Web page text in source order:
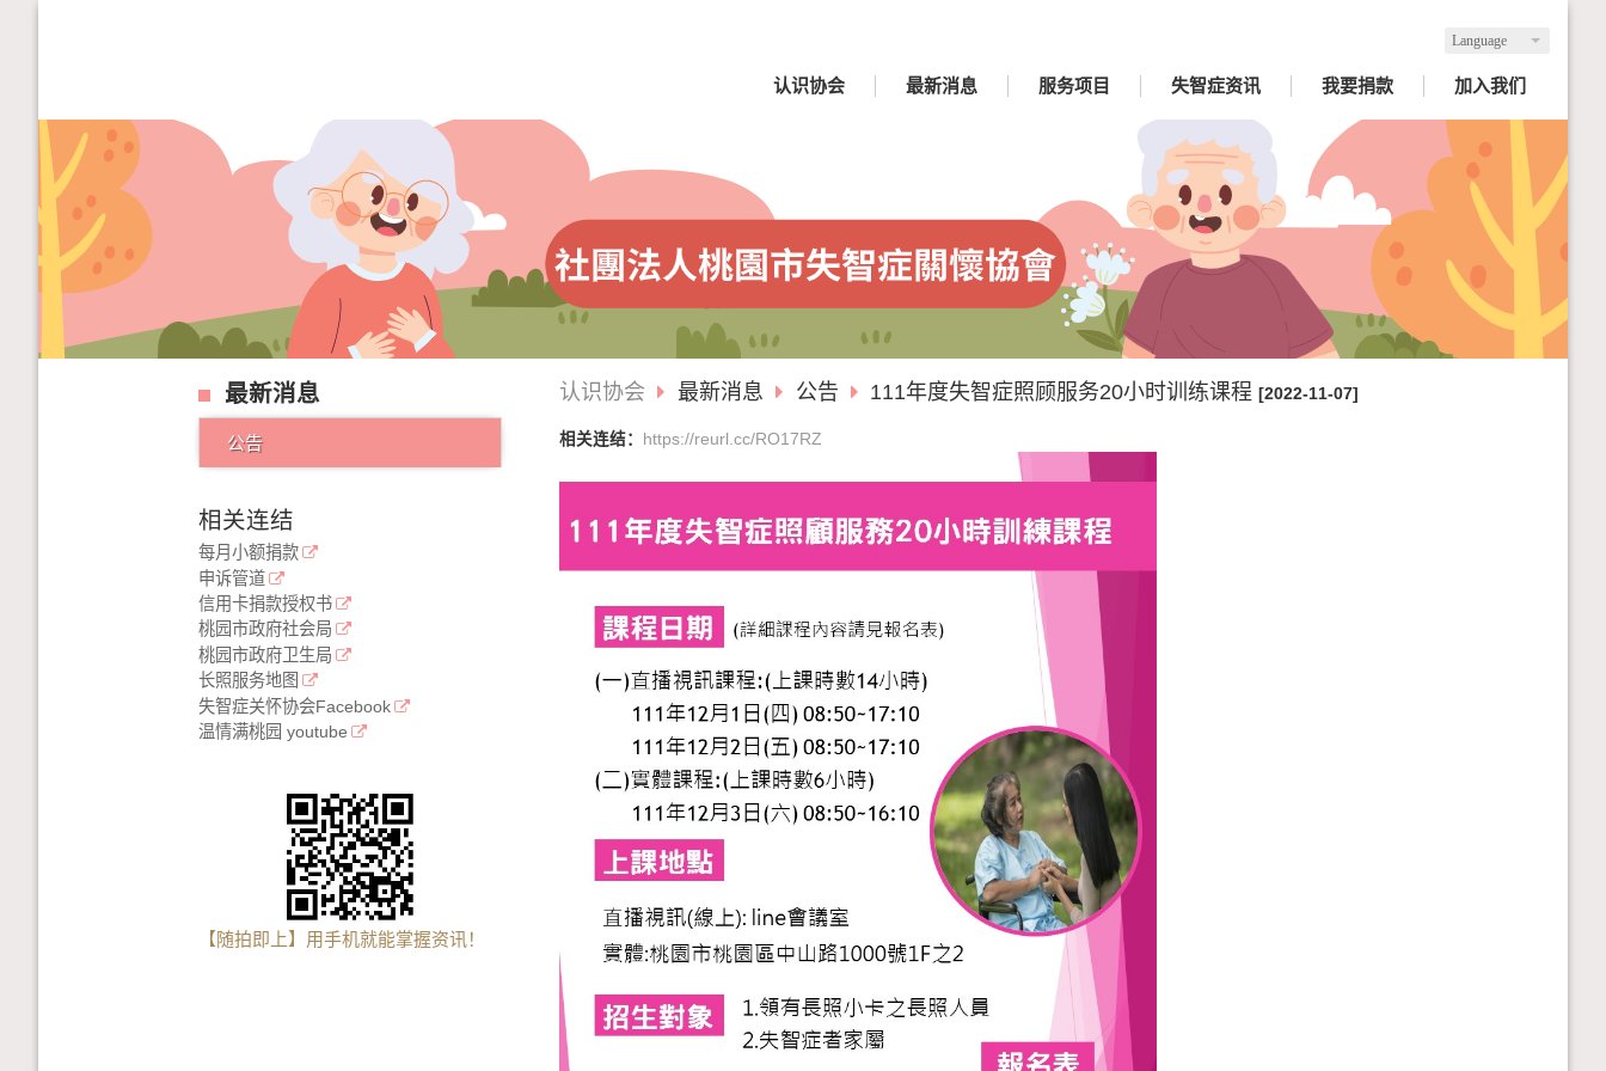
Language
认识协会 最新消息 服务项目 失智症资讯 我要捐款 加入我们
最新消息
公告
相关连结
每月小额捐款
申诉管道
信用卡捐款授权书
桃园市政府社会局
桃园市政府卫生局
长照服务地图
失智症关怀协会Facebook
温情满桃园 youtube
【随拍即上】用手机就能掌握资讯！
认识协会 最新消息 公告 111年度失智症照顾服务20小时训练课程 [2022-11-07]
相关连结： https://reurl.cc/RO17RZ